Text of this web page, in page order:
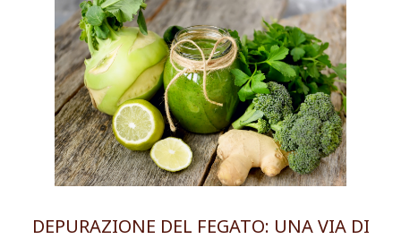
DEPURAZIONE DEL FEGATO: UNA VIA DI